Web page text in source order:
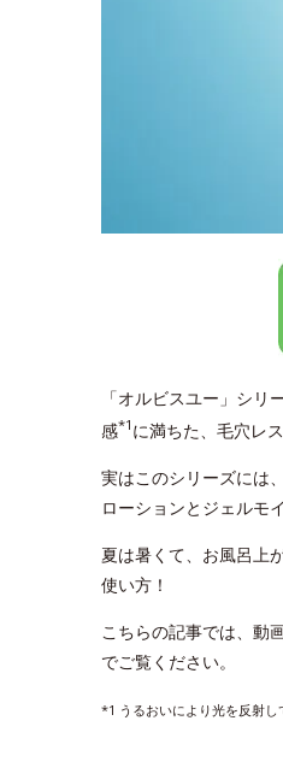
「オルビスユー」シ
感*1 に満ちた、毛穴レス
実はこのシリーズには、
ローションとジェルモ
夏は暑くて、お風呂上
使い方！
こちらの記事では、動
でご覧ください。
*1 うるおいにより光を反射